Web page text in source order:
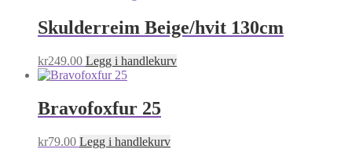
Skulderreim Beige/hvit 130cm
kr249.00 Legg i handlekurv
Bravofoxfur 25
kr79.00 Legg i handlekurv